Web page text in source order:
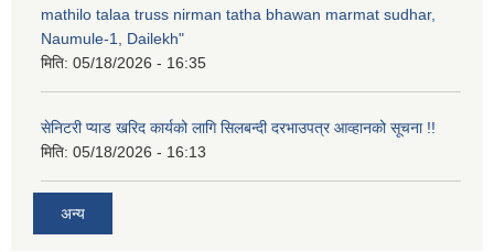
mathilo talaa truss nirman tatha bhawan marmat sudhar,
Naumule-1, Dailekh"
मिति: 05/18/2026 - 16:35
सेनिटरी प्याड खरिद कार्यको लागि सिलबन्दी दरभाउपत्र आव्हानको सूचना !!
मिति: 05/18/2026 - 16:13
अन्य